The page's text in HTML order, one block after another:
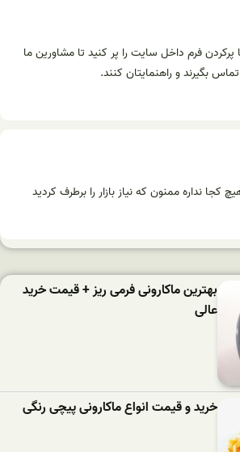
پرکردن فرم داخل سایت را پر کنید تا مشاورین ما
بگیرند و راهنمایتان کنند.
کجا نداره ممنون که نیاز بازار را برطرف کردید
بهترین ماکارونی فرمی ریز + قیمت خرید
عالی
خرید و قیمت انواع ماکارونی پیچی رنگی